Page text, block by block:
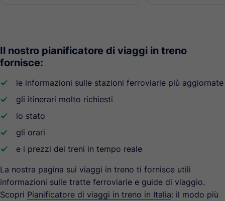
Il nostro pianificatore di viaggi in treno
fornisce:
󰾅 le informazioni sulle stazioni ferroviarie più aggiornate
󰾅 gli itinerari molto richiesti
󰾅 lo stato
󰾅 gli orari
󰾅 e i prezzi dei treni in tempo reale
La nostra pagina sui viaggi in treno ti fornisce utili
informazioni sulle tratte ferroviarie e guide di viaggio.
Scopri Pianificatore di viaggi in treno in Italia: il modo più